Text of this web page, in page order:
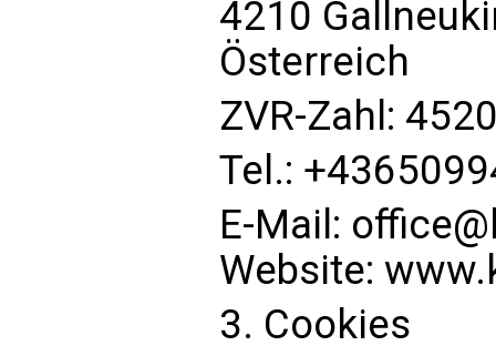
4210
Österreich
ZVR-Zahl:
Tel.:
E-Mail:
Website:
3. Cookies